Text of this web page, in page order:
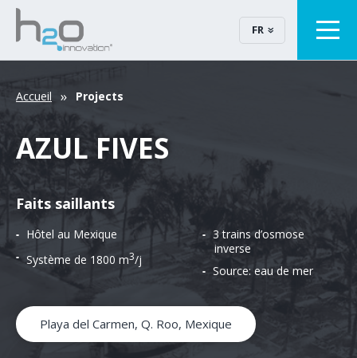
FR
Accueil Projects
AZUL FIVES
Faits saillants
Hôtel au Mexique
Système de 1800 m3/j
3 trains d’osmose
inverse
Source: eau de mer
Playa del Carmen, Q. Roo, Mexique